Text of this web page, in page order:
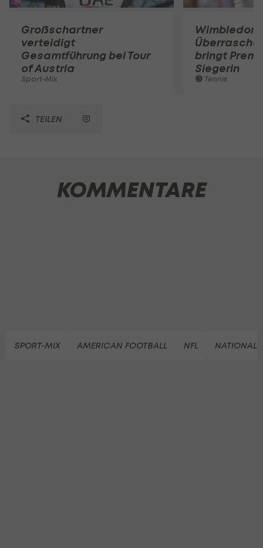
Großschartner
verteidigt
Gesamtführung bei Tour
of Austria
Sport-Mix
Wimbledon:
bringt
Siegerin
Tennis
TEILEN
KOMMENTARE
SPORT-MIX AMERICAN FOOTBALL NFL NATIONAL